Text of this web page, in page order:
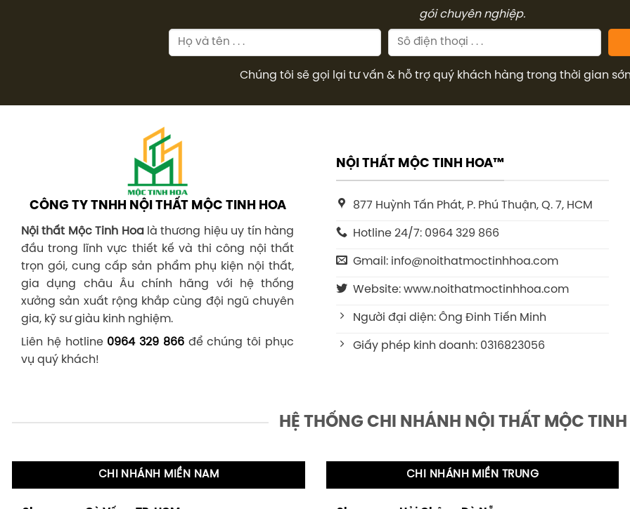
gói chuyên nghiệp.
Chúng tôi sẽ gọi lại tư vấn & hỗ trợ quý khách hàng trong thời gian
CÔNG TY TNHH NỘI THẤT MỘC TINH HOA
Nội thất Mộc Tinh Hoalà thương hiệu uy tín hàng
đầu trong lĩnh vực thiết kế và thi công nội thất
trọn gói, cung cấp sản phẩm phụ kiện nội thất,
gia dụng châu Âu chính hãng với hệ thống
xưởng sản xuất rộng khắp cùng đội ngũ chuyên
gia, kỹ sư giàu kinh nghiệm.
Liên hệ hotline 0964 329 866để chúng tôi phục
vụ quý khách!
NỘI THẤT MỘC TINH HOA™
877 Huỳnh Tấn Phát, P. Phú Thuận, Q. 7, HCM
Hotline 24/7: 0964 329 866
Gmail: info@noithatmoctinhhoa.com
Website: www.noithatmoctinhhoa.com
Người đại diện: Ông Đinh Tiến Minh
Giấy phép kinh doanh: 0316823056
HỆ THỐNG CHI NHÁNH NỘI THẤT MỘC
CHI NHÁNH MIỀN NAM CHI NHÁNH MIỀN TRUNG